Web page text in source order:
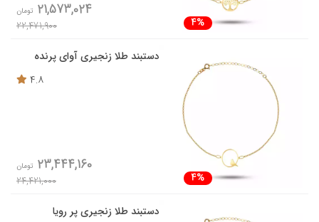
4%
21,573,024 تومان
22,471,900
دستبند طلا زنجیری آوای پرنده
4.8
4%
23,444,160 تومان
24,421,000
دستبند طلا زنجیری پر رویا